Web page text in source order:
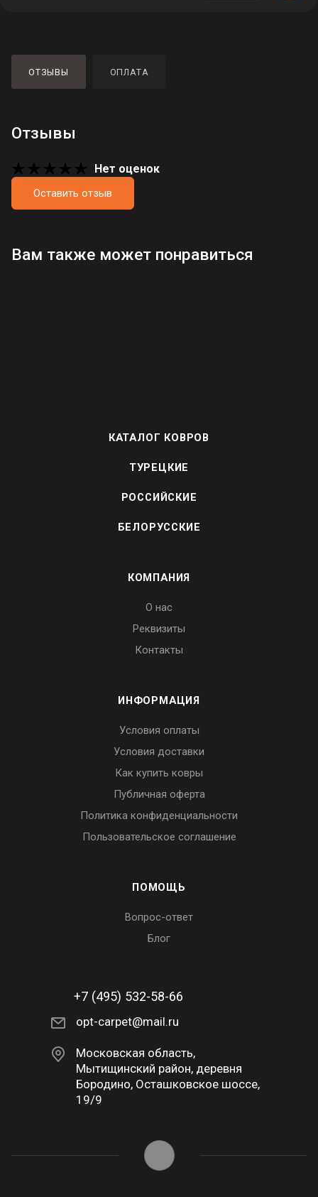
ОТЗЫВЫ ОПЛАТА
Отзывы
Нет оценок
Оставить отзыв
Загрузка отзывов...
Вам также может понравиться
КАТАЛОГ КОВРОВ
ТУРЕЦКИЕ
РОССИЙСКИЕ
БЕЛОРУССКИЕ
КОМПАНИЯ
О нас
Реквизиты
Контакты
ИНФОРМАЦИЯ
Условия оплаты
Условия доставки
Как купить ковры
Публичная оферта
Политика конфиденциальности
Пользовательское соглашение
ПОМОЩЬ
Вопрос-ответ
Блог
+7 (495) 532-58-66
opt-carpet@mail.ru
Московская область,
Мытищинский район, деревня
Бородино, Осташковское шоссе,
19/9